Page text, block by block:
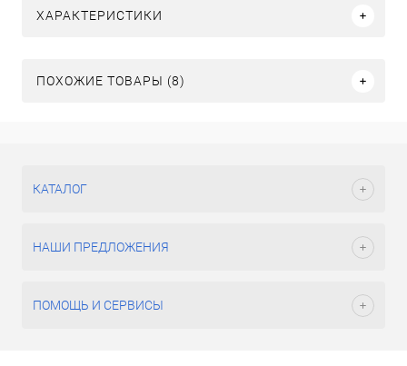
ХАРАКТЕРИСТИКИ
ПОХОЖИЕ ТОВАРЫ (8)
КАТАЛОГ
НАШИ ПРЕДЛОЖЕНИЯ
ПОМОЩЬ И СЕРВИСЫ